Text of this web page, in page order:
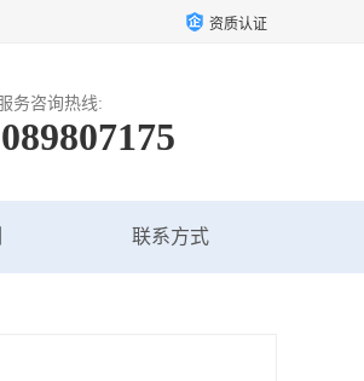
资质认证
务咨询热线:
联系方式